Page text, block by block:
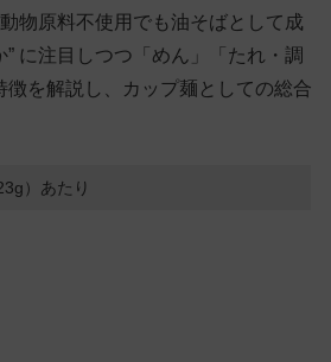
物原料不使用でも油そばとして成
に注目しつつ「めん」「たれ・調
徴を解説し、カップ麺としての総合
）あたり